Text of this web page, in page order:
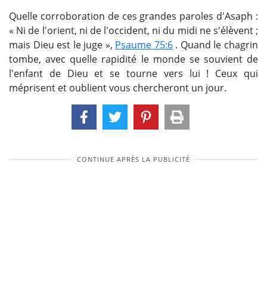
Quelle corroboration de ces grandes paroles d'Asaph :
« Ni de l'orient, ni de l'occident, ni du midi ne s'élèvent ;
mais Dieu est le juge », Psaume 75:6. Quand le chagrin
tombe, avec quelle rapidité le monde se souvient de
l'enfant de Dieu et se tourne vers lui ! Ceux qui
méprisent et oublient vous chercheront un jour.
CONTINUE APRÈS LA PUBLICITÉ